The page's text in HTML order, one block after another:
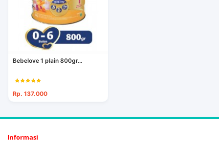
Bebelove 1 plain 800gr...
Rp. 137.000
Informasi